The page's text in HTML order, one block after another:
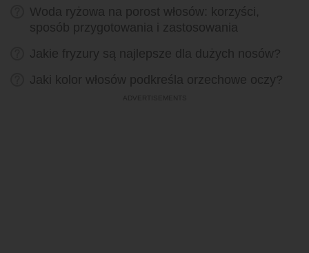
Woda ryżowa na porost włosów: korzyści,
sposób przygotowania i zastosowania
Jakie fryzury są najlepsze dla dużych nosów?
Jaki kolor włosów podkreśla orzechowe oczy?